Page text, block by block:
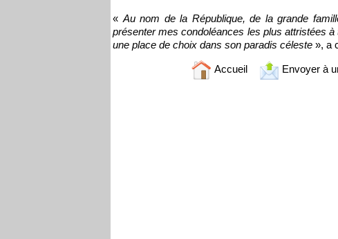
« Au nom de la République, de la grande
présenter mes condoléances les plus attristées
une place de choix dans son paradis céleste », a
Accueil Envoyer à